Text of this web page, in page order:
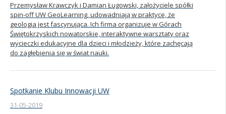
Przemysław Krawczyk i Damian Ługowski, założyciele spółki
spin-off UW GeoLearning, udowadniają w praktyce, że
geologia jest fascynująca. Ich firma organizuje w Górach
Świętokrzyskich nowatorskie, interaktywne warsztaty oraz
wycieczki edukacyjne dla dzieci i młodzieży, które zachęcają
do zagłębienia się w świat nauki.
Spotkanie Klubu Innowacji UW
31-05-2019